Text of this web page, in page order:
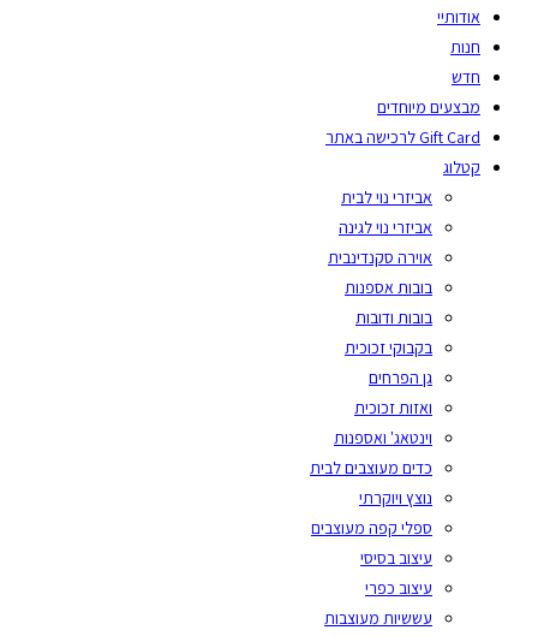
אודותיי
חנות
חדש
מבצעים מיוחדים
Gift Card לרכישה באתר
קטלוג
אביזרי נוי לבית
אביזרי נוי לגינה
אוירה סקנדינבית
בובות אספנות
בובות ודובות
בקבוקי זכוכית
גן הפרחים
ואזות זכוכית
וינטאג' ואספנות
כדים מעוצבים לבית
נוצץ ויוקרתי
ספלי קפה מעוצבים
עיצוב בסיסי
עיצוב כפרי
עששיות מעוצבות